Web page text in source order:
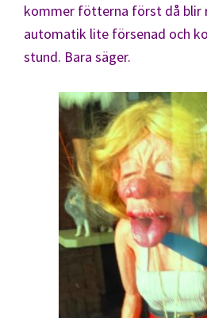
kommer fötterna först då blir
automatik lite försenad och
stund. Bara säger.